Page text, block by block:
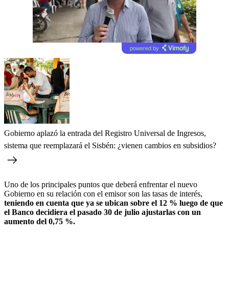
powered by
Gobierno aplazó la entrada del Registro Universal de Ingresos,
sistema que reemplazará el Sisbén: ¿vienen cambios en subsidios?
Uno de los principales puntos que deberá enfrentar el nuevo
Gobierno en su relación con el emisor son las tasas de interés,
teniendo en cuenta que ya se ubican sobre el 12 % luego de que
el Banco decidiera el pasado 30 de julio ajustarlas con un
aumento del 0,75 %.